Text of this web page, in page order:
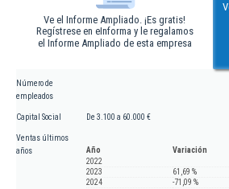
Ve el Informe Ampliado. ¡Es gratis!
Regístrese en eInforma y le regalamos
el Informe Ampliado de esta empresa
Número de
empleados
Capital Social De 3.100 a 60.000 €
Ventas últimos
años
Año
Variación
2022
2023
61,69 %
2024
-71,09 %